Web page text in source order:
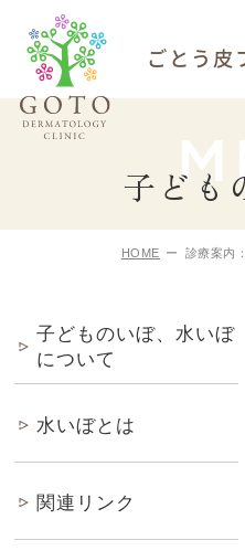
ごとう皮
子ども
HOME 診療案内
子どものいぼ、水いぼ
について
水いぼとは
関連リンク